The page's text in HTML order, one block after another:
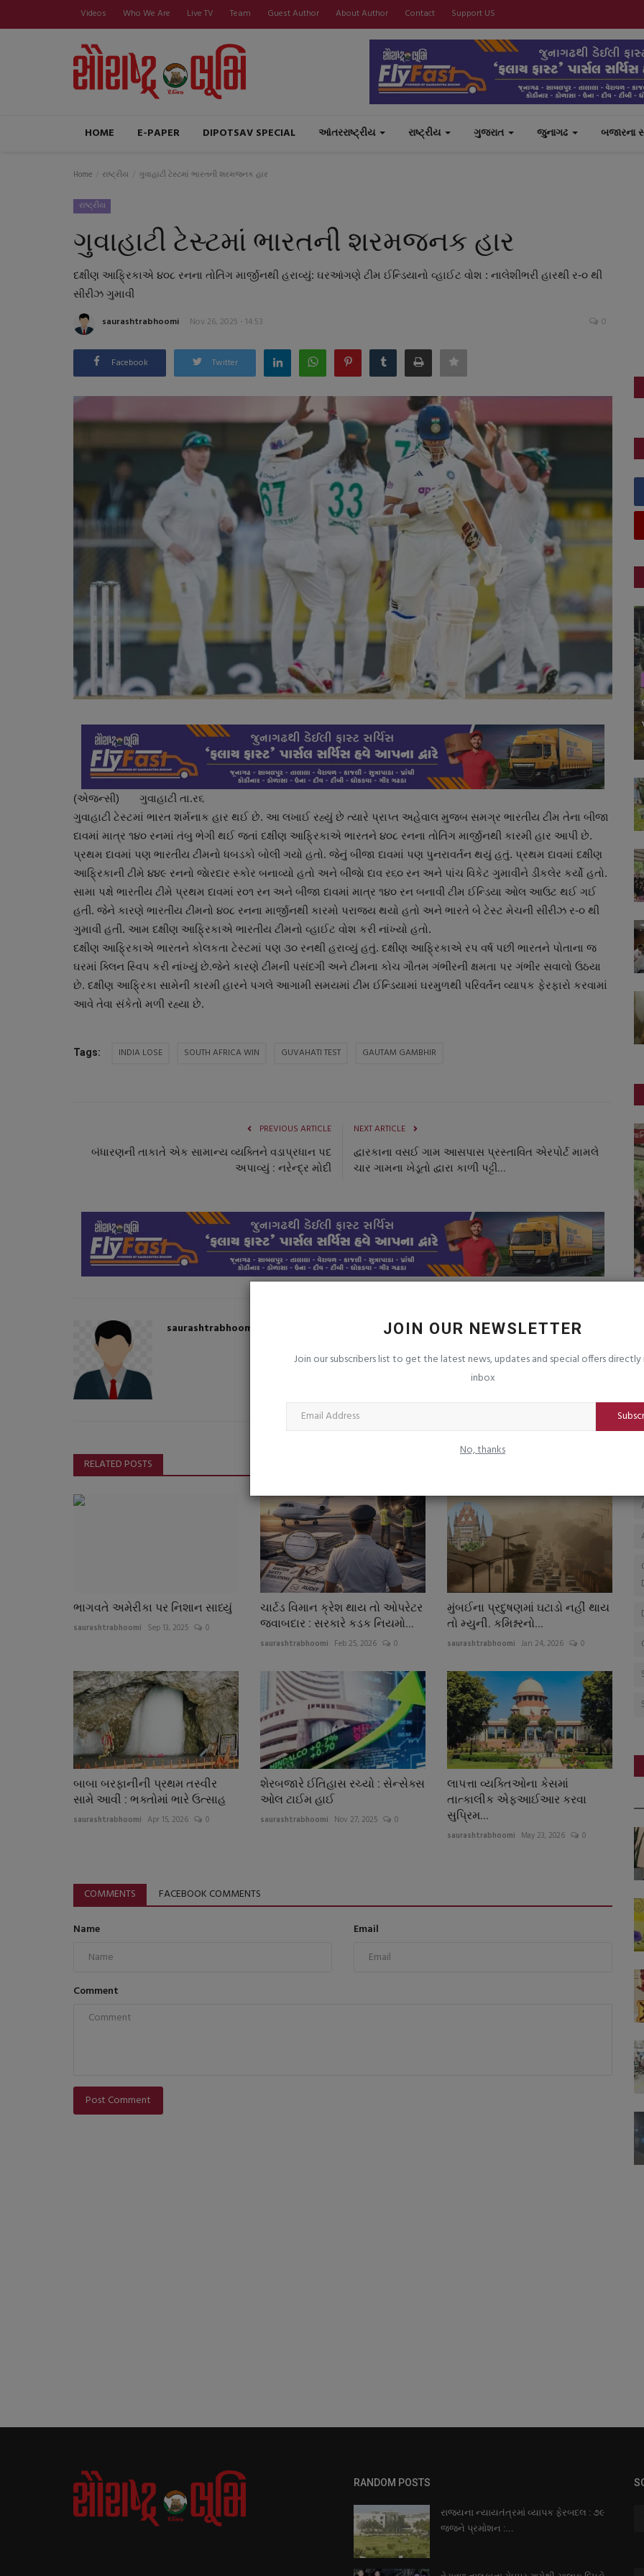
Videos Who We Are Live TV Team Guest Author About Author Contact Support US
HOME E-PAPER DIPOTSAV SPECIAL આંતરરાષ્ટ્રીય રાષ્ટ્રીય ગુજરાત જુનાગઢ બજારના
JOIN OUR NEWSLETTER
Join our subscribers list to get the latest news, updates and special offers directly
inbox
No, thanks
Home રાષ્ટ્રીય ગુવાહાટી ટેસ્ટમાં ભારતની શરમજનક હાર
રાષ્ટ્રીય
ગુવાહાટી ટેસ્ટમાં ભારતની શરમજનક હાર
દક્ષીણ આફ્રિકાએ ૪૦૮ રનના તોતિંગ માર્જીનથી હરાવ્યું: ઘરઆંગણે ટીમ ઈન્ડિયાનો વ્હાઈટ વોશ : નાલેશીભરી હારથી ર-૦ થી
સીરીઝ ગુમાવી
saurashtrabhoomi Nov 26, 2025 - 14:53 0
Facebook Twitter
(એજન્સી) ગુવાહાટી તા.ર૬
ગુવાહાટી ટેસ્ટમાં ભારત શર્મનાક હાર થઈ છે. આ લખાઈ રહ્યું છે ત્યારે પ્રાપ્ત અહેવાલ મુજબ સમગ્ર ભારતીય ટીમ તેના બીજા
દાવમાં માત્ર ૧૪૦ રનમાં તંબુ ભેગી થઈ જતાં દક્ષીણ આફ્રિકાએ ભારતને ૪૦૮ રનના તોતિંગ માર્જીનથી કારમી હાર આપી છે.
પ્રથમ દાવમાં પણ ભારતીય ટીમનો ધબડકો બોલી ગયો હતો. જેનું બીજા દાવમાં પણ પુનરાવર્તન થયું હતું. પ્રથમ દાવમાં દક્ષીણ
આફ્રિકાની ટીમે ૪૪૯ રનનો જાેરદાર સ્કોર બનાવ્યો હતો અને બીજાે દાવ ર૬૦ રન અને પાંચ વિકેટ ગુમાવીને ડીકલેર કર્યો હતો.
સામા પક્ષે ભારતીય ટીમે પ્રથમ દાવમાં ર૦૧ રન અને બીજા દાવમાં માત્ર ૧૪૦ રન બનાવી ટીમ ઈન્ડિયા ઓલ આઉટ થઈ ગઈ
હતી. જેને કારણે ભારતીય ટીમનો ૪૦૮ રનના માર્જીનથી કારમો પરાજય થયો હતો અને ભારતે બે ટેસ્ટ મેચની સીરીઝ ર-૦ થી
ગુમાવી હતી. આમ દક્ષીણ આફ્રિકાએ ભારતીય ટીમનો વ્હાઈટ વોશ કરી નાંખ્યો હતો.
દક્ષીણ આફ્રિકાએ ભારતને કોલકતા ટેસ્ટમાં પણ ૩૦ રનથી હરાવ્યું હતું. દક્ષીણ આફ્રિકાએ રપ વર્ષ પછી ભારતને પોતાના જ
ઘરમાં ક્લિન સ્વિપ કરી નાંખ્યું છે.જેને કારણે ટીમની પસંદગી અને ટીમના કોચ ગૌતમ ગંભીરની ક્ષમતા પર ગંભીર સવાલો ઉઠયા
છે. દક્ષીણ આફ્રિકા સામેની કારમી હારને પગલે આગામી સમયમાં ટીમ ઈન્ડિયામાં ઘરમુળથી પરિવર્તન વ્યાપક ફેરફારો કરવામાં
આવે તેવા સંકેતો મળી રહ્યા છે.
Tags: INDIA LOSE SOUTH AFRICA WIN GUVAHATI TEST GAUTAM GAMBHIR
PREVIOUS ARTICLE
બંધારણની તાકાતે એક સામાન્ય વ્યક્તિને વડાપ્રધાન પદ
અપાવ્યું : નરેન્દ્ર મોદી
NEXT ARTICLE
દ્વારકાના વસઈ ગામ આસપાસ પ્રસ્તાવિત એરપોર્ટ મામલે
ચાર ગામના ખેડૂતો દ્વારા કાળી પટ્ટી...
saurashtrabhoomi
RELATED POSTS
ભાગવતે અમેરીકા પર નિશાન સાધ્યું
saurashtrabhoomi Sep 13, 2025 0
ચાર્ટડ વિમાન ક્રેશ થાય તો ઓપરેટર
જવાબદાર : સરકારે કડક નિયમો...
saurashtrabhoomi Feb 25, 2026 0
મુંબઈના પ્રદુષણમાં ઘટાડો નહીં થાય
તો મ્યુની. કમિશ્નરનો...
saurashtrabhoomi Jan 24, 2026 0
બાબા બરફાનીની પ્રથમ તસ્વીર
સામે આવી : ભક્તોમાં ભારે ઉત્સાહ
saurashtrabhoomi Apr 15, 2026 0
શેરબજારે ઈતિહાસ રચ્યો : સેન્સેક્સ
ઓલ ટાઈમ હાઈ
saurashtrabhoomi Nov 27, 2025 0
લાપત્તા વ્યક્તિઓના કેસમાં
તાત્કાલીક એફઆઈઆર કરવા
સુપ્રિમ...
saurashtrabhoomi May 23, 2026 0
COMMENTS FACEBOOK COMMENTS
Name Email
Comment
Post Comment
saurashtrabhoomi
સ્થાનિક સમાચાર
saurashtrabhoomi Aug 7, 2026 0
RANDOM POSTS
રાજયના ન્યાયતંત્રમાં વ્યાપક ફેરબદલ : ૭૯
જજને પ્રમોશન :...